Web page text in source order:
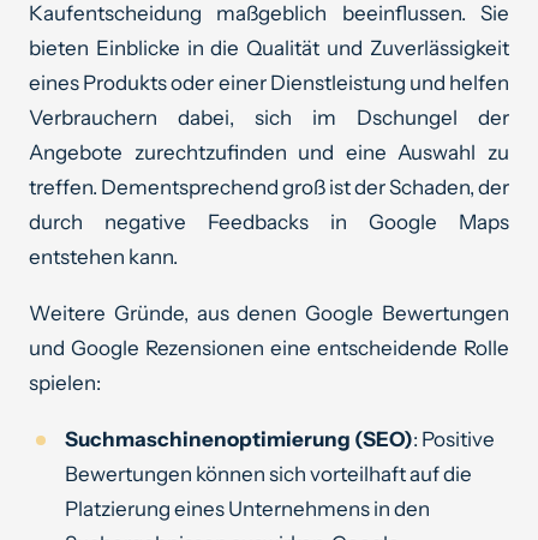
Kaufentscheidung maßgeblich beeinflussen. Sie
bieten Einblicke in die Qualität und Zuverlässigkeit
eines Produkts oder einer Dienstleistung und helfen
Verbrauchern dabei, sich im Dschungel der
Angebote zurechtzufinden und eine Auswahl zu
treffen. Dementsprechend groß ist der Schaden, der
durch negative Feedbacks in Google Maps
entstehen kann.
Weitere Gründe, aus denen Google Bewertungen
und Google Rezensionen eine entscheidende Rolle
spielen:
Suchmaschinenoptimierung (SEO): Positive
Bewertungen können sich vorteilhaft auf die
Platzierung eines Unternehmens in den